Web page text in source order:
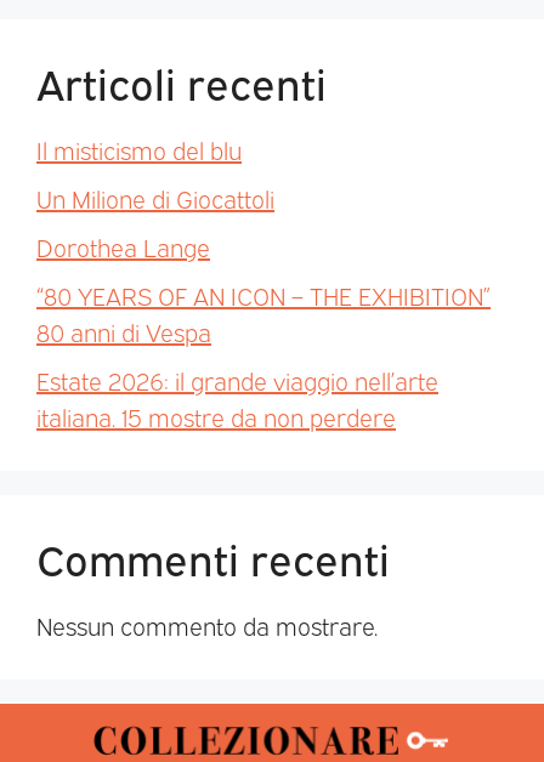
Articoli recenti
Il misticismo del blu
Un Milione di Giocattoli
Dorothea Lange
“80 YEARS OF AN ICON – THE EXHIBITION”
80 anni di Vespa
Estate 2026: il grande viaggio nell’arte
italiana. 15 mostre da non perdere
Commenti recenti
Nessun commento da mostrare.